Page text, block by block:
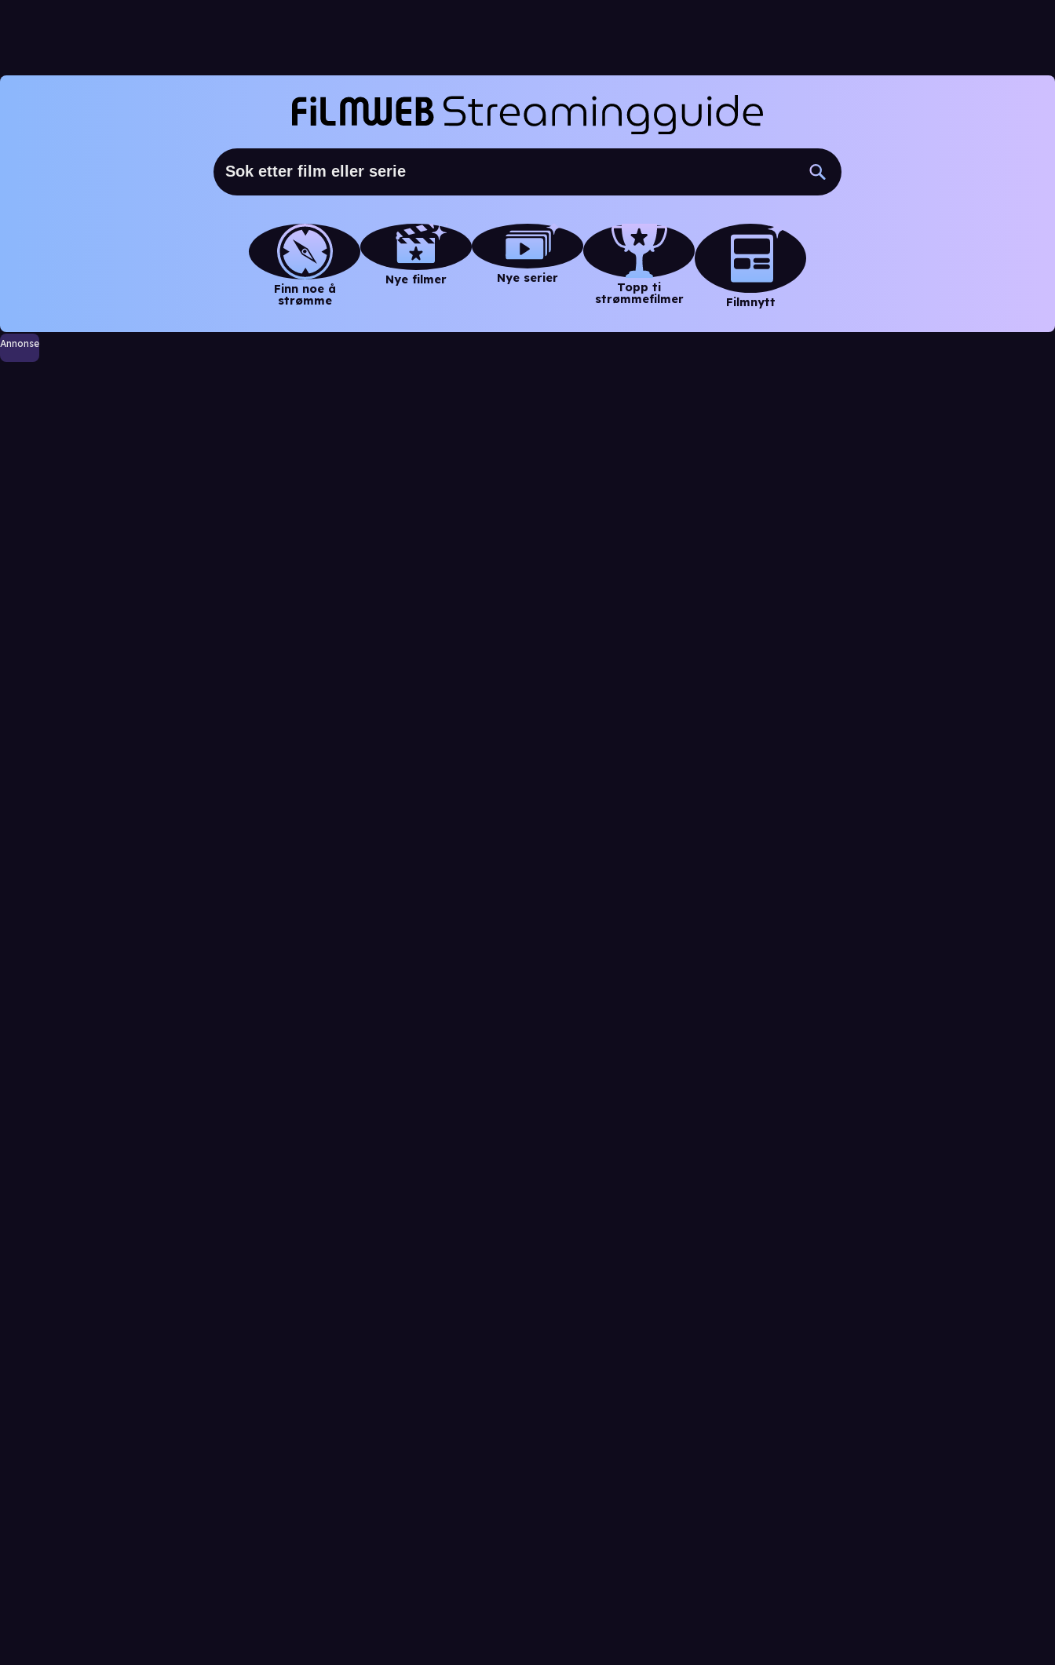
Finn noe å
strømme
Nye filmer Nye serier
Topp ti
strømmefilmer
Filmnytt
Annonse